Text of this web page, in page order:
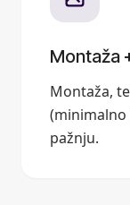
Montaža
Montaža,
(minimalno
pažnju.